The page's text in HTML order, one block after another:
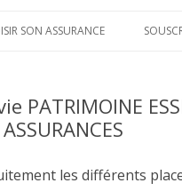
SON ASSURANCE
PATRIMOINE
les différents